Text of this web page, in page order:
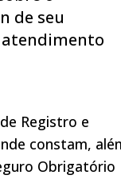
de seu
Registro e
constam,
Obrigatório